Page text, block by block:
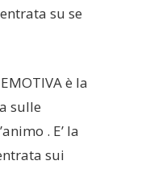
su se
è la
sulle
. E’ la
sui